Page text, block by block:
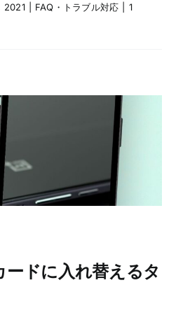
2021 FAQ・トラブル対応
1
ドに入れ替えるタ